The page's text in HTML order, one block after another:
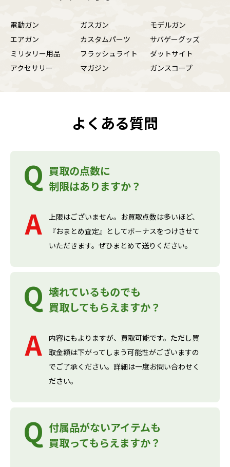
電動ガン ガスガン
モデルガン
エアガン
カスタムパーツ
サバゲーグッズ
ミリタリー用品
フラッシュライト
ダットサイト
アクセサリー
マガジン ガンスコープ
よくある質問
買取の点数に
制限はありますか？
上限はございません。お買取点数は多いほど、
『おまとめ査定』としてボーナスをつけさせて
いただきます。ぜひまとめて送りください。
壊れているものでも
買取してもらえますか？
内容にもよりますが、買取可能です。ただし買
取金額は下がってしまう可能性がございますの
でご了承ください。詳細は一度お問い合わせく
ださい。
付属品がないアイテムも
買取ってもらえますか？